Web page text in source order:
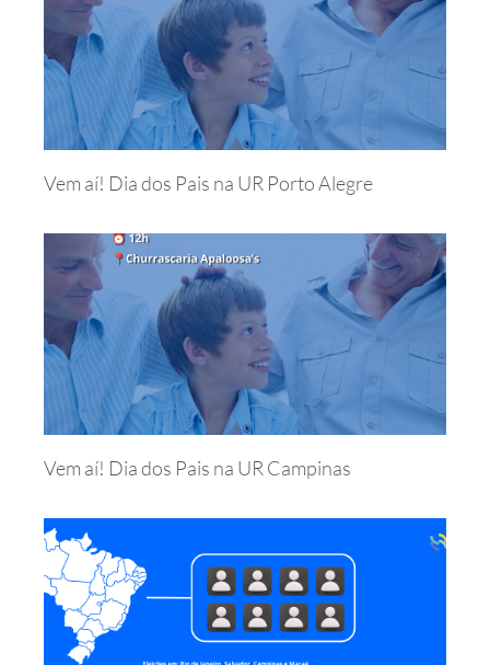
Vem aí! Dia dos Pais na UR Porto Alegre
Vem aí! Dia dos Pais na UR Campinas